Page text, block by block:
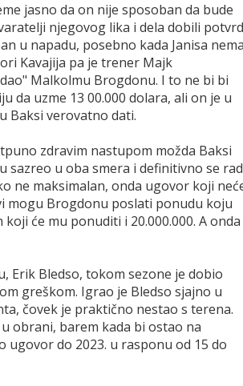
jasno da on nije sposoban da bude
njegovog lika i dela dobili
u napadu, posebno kada Janisa nema
Kavajija pa je trener Majk
Malkolmu Brogdonu. I to ne bi bi
da uzme 13 00.000 dolara, ali on je u
Baksi verovatno dati.
zdravim nastupom možda Baksi
sazreo u oba smera i definitivno se
ne maksimalan, onda ugovor koji
mogu Brogdonu poslati ponudu koju
će mu ponuditi i 20.000.000. A onda
Erik Bledso, tokom sezone je dobio
greškom. Igrao je Bledso sjajno u
čovek je praktično nestao s terena.
obrani, barem kada bi ostao na
ugovor do 2023. u rasponu od 15 do